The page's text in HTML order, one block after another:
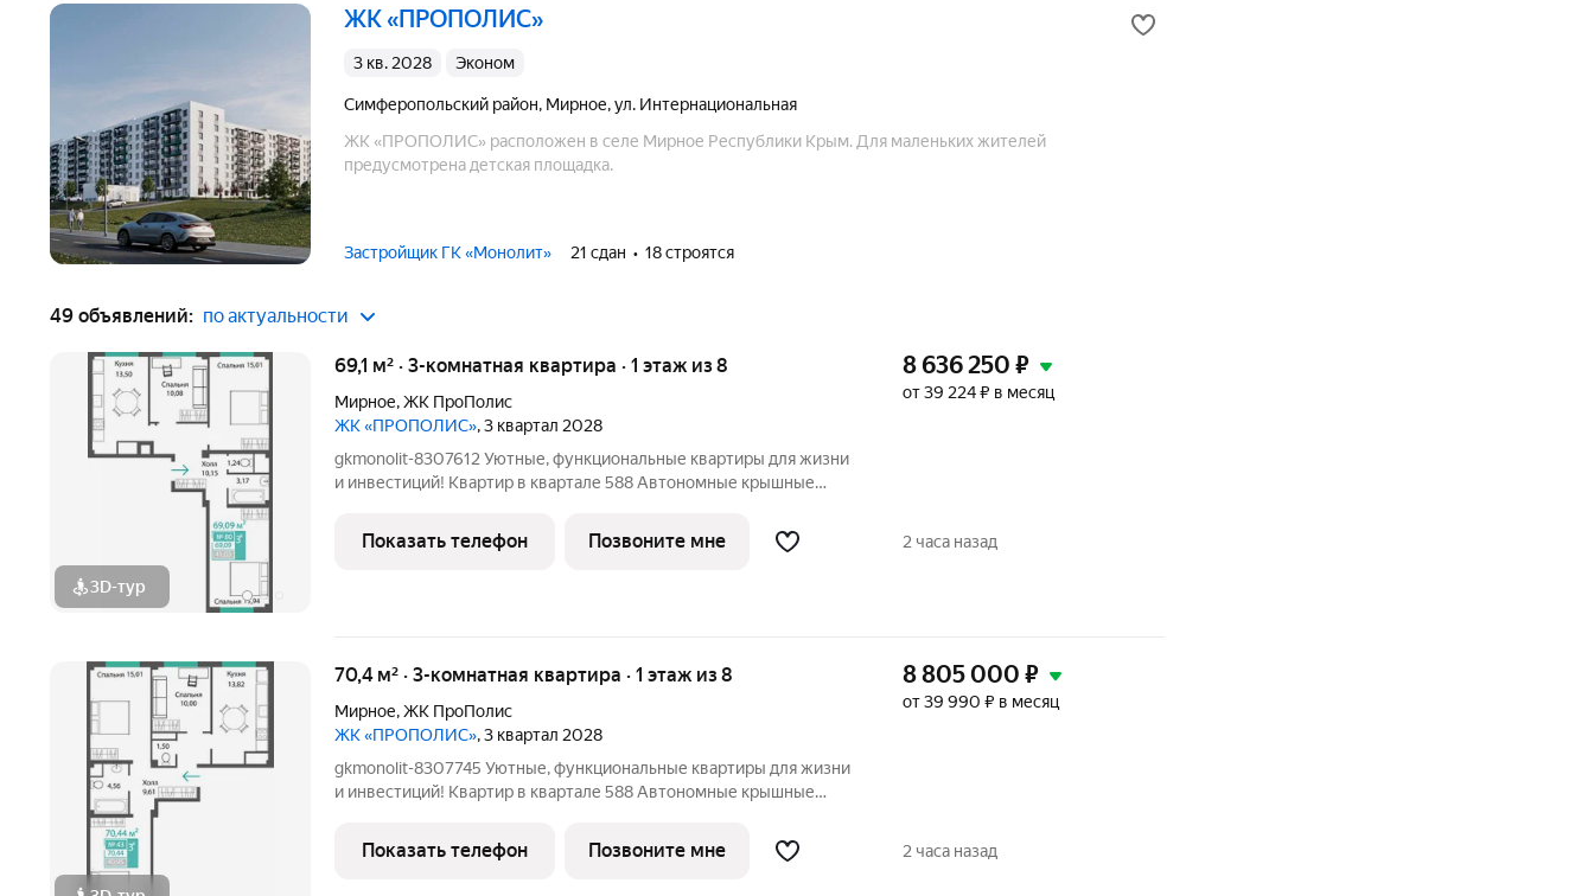
ЖК «ПРОПОЛИС»
3 кв. 2028 эконом
Симферопольский район, Мирное,ул. Интернациональная
ЖК «ПРОПОЛИС» расположен в селе Мирное Республики Крым. Для маленьких жителей
предусмотрена детская площадка.
Застройщик ГК «Монолит» 21 сдан 18 строятся
49 объявлений: по актуальности
3D-тур
69,1 м² · 3-комнатная квартира · 1 этаж из 8
Мирное,ЖК ПроПолис
ЖК «ПРОПОЛИС», 3 квартал 2028
gkmonolit-8307612 Уютные, функциональные квартиры для жизни
и инвестиций! Квартир в квартале 588 Автономные крышные
потерять! ПОЗВОНИТЕ НАМ ПРЯМО СЕЙЧАС ДЛЯ
КОНСУЛЬТАЦИИ, ПРЕДЛОЖЕНИЕ ОГРАНИЧЕНО!
8 636 250 ₽
от 39 224 ₽ в месяц
Показать телефон Позвоните мне 2 часа назад
70,4 м² · 3-комнатная квартира · 1 этаж из 8
Мирное,ЖК ПроПолис
ЖК «ПРОПОЛИС», 3 квартал 2028
gkmonolit-8307745 Уютные, функциональные квартиры для жизни
и инвестиций! Квартир в квартале 588 Автономные крышные
потерять! ПОЗВОНИТЕ НАМ ПРЯМО СЕЙЧАС ДЛЯ
КОНСУЛЬТАЦИИ, ПРЕДЛОЖЕНИЕ ОГРАНИЧЕНО!
8 805 000 ₽
от 39 990 ₽ в месяц
Показать телефон Позвоните мне 2 часа назад